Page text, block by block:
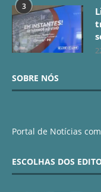
3
SOBRE NÓS
Portal de Notícias
ESCOLHAS DOS